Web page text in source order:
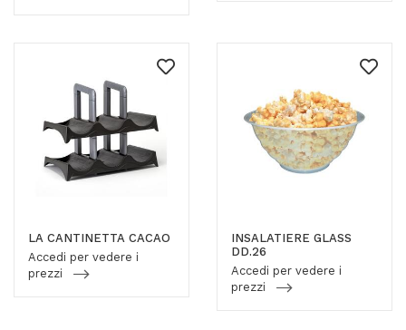
LA CANTINETTA CACAO
Accedi per vedere i
prezzi
INSALATIERE GLASS
DD.26
Accedi per vedere i
prezzi